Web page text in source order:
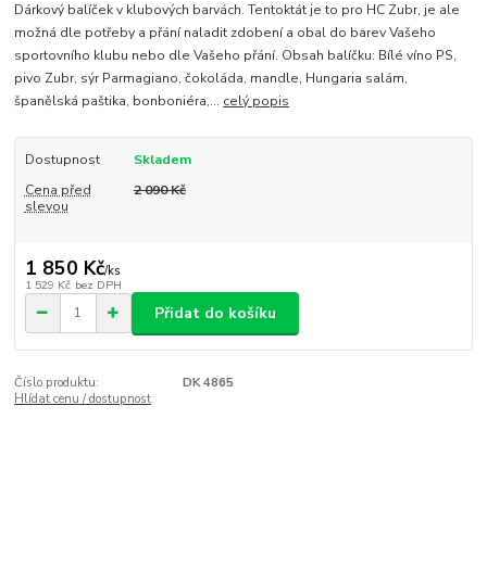
Dárkový balíček v klubových barvách. Tentoktát je to pro HC Zubr, je ale
možná dle potřeby a přání naladit zdobení a obal do barev Vašeho
sportovního klubu nebo dle Vašeho přání. Obsah balíčku: Bílé víno PS,
pivo Zubr, sýr Parmagiano, čokoláda, mandle, Hungaria salám,
španělská paštika, bonboniéra,... celý popis
Dostupnost
Skladem
Cena před
slevou
2 090 Kč
1 850 Kč/ks
1 529 Kč bez DPH
Přidat do košíku
Číslo produktu:
DK 4865
Hlídat cenu / dostupnost